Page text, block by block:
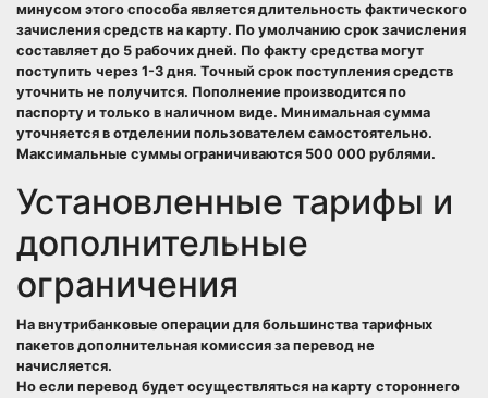
минусом этого способа является длительность фактического
зачисления средств на карту. По умолчанию срок зачисления
составляет до 5 рабочих дней. По факту средства могут
поступить через 1-3 дня. Точный срок поступления средств
уточнить не получится. Пополнение производится по
паспорту и только в наличном виде. Минимальная сумма
уточняется в отделении пользователем самостоятельно.
Максимальные суммы ограничиваются 500 000 рублями.
Установленные тарифы и
дополнительные
ограничения
На внутрибанковые операции для большинства тарифных
пакетов дополнительная комиссия за перевод не
начисляется.
Но если перевод будет осуществляться на карту стороннего